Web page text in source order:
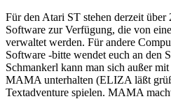
Für den Atari ST stehen derzeit
Software zur Verfügung, die von
verwaltet werden. Für andere
Software -bitte wendet euch an den
Schmankerl kann man sich außer
MAMA unterhalten (ELIZA läßt
Textadventure spielen. MAMA